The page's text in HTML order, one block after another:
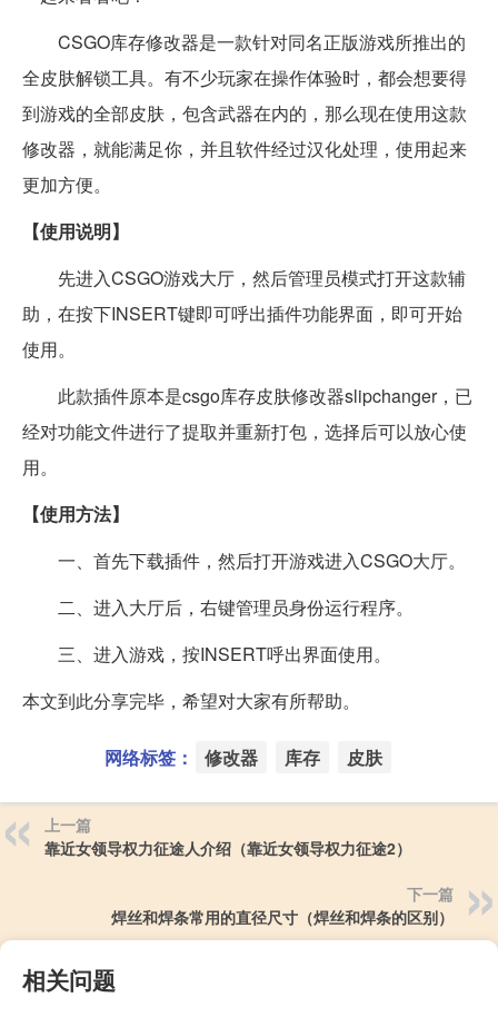
CSGO库存修改器是一款针对同名正版游戏所推出的
全皮肤解锁工具。有不少玩家在操作体验时，都会想要得
到游戏的全部皮肤，包含武器在内的，那么现在使用这款
修改器，就能满足你，并且软件经过汉化处理，使用起来
更加方便。
【使用说明】
先进入CSGO游戏大厅，然后管理员模式打开这款辅
助，在按下INSERT键即可呼出插件功能界面，即可开始
使用。
此款插件原本是csgo库存皮肤修改器slipchanger，已
经对功能文件进行了提取并重新打包，选择后可以放心使
用。
【使用方法】
一、首先下载插件，然后打开游戏进入CSGO大厅。
二、进入大厅后，右键管理员身份运行程序。
三、进入游戏，按INSERT呼出界面使用。
本文到此分享完毕，希望对大家有所帮助。
网络标签： 修改器 库存 皮肤
上一篇
靠近女领导权力征途人介绍（靠近女领导权力征途2）
下一篇
焊丝和焊条常用的直径尺寸（焊丝和焊条的区别）
相关问题